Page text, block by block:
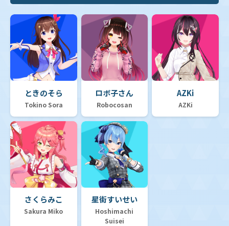
ときのそら
Tokino Sora
ロボ子さん
Robocosan
AZKi
AZKi
さくらみこ
Sakura Miko
星街すいせい
Hoshimachi
Suisei